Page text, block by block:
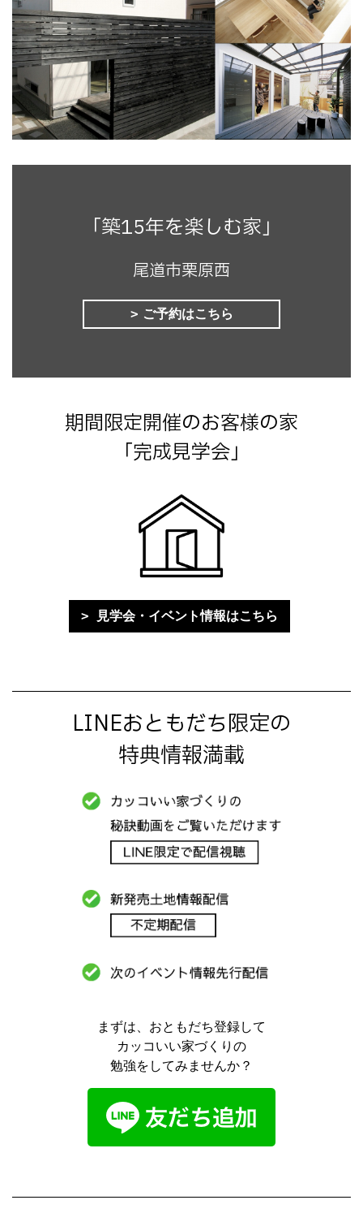
「築15年を楽しむ家」
尾道市栗原西
ご予約はこちら
期間限定開催のお客様の家
「完成見学会」
見学会・イベント情報はこちら
LINEおともだち限定の
特典情報満載
まずは、おともだち登録して
カッコいい家づくりの
勉強をしてみませんか？